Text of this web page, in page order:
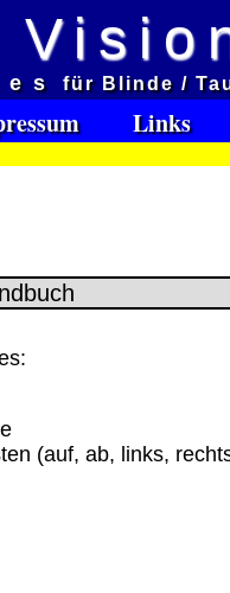
für Blinde /
Links
(auf, ab, links,
only
0.00 €
Vorkasse: 0.00 €
die Rechnung /
.